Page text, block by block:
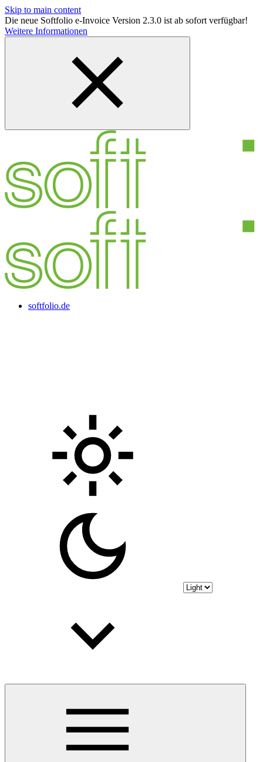
Skip to main content
Die neue Softfolio e-Invoice Version 2.3.0 ist ab sofort verfügbar!
Weitere Informationen
softfolio.de